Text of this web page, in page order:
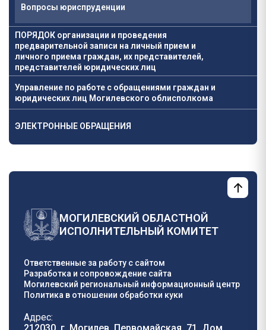
Вопросы юриспруденции
ПОРЯДОК организации и проведения
предварительной записи на личный прием и
личного приема граждан, их представителей,
представителей юридических лиц
Управление по работе с обращениями граждан и
юридических лиц Могилевского облисполкома
ЭЛЕКТРОННЫЕ ОБРАЩЕНИЯ
МОГИЛЕВСКИЙ ОБЛАСТНОЙ
ИСПОЛНИТЕЛЬНЫЙ КОМИТЕТ
Ответственные за работу с сайтом
Разработка и сопровождение сайта
Могилевский региональный информационный центр
Политика в отношении обработки куки
Адрес: